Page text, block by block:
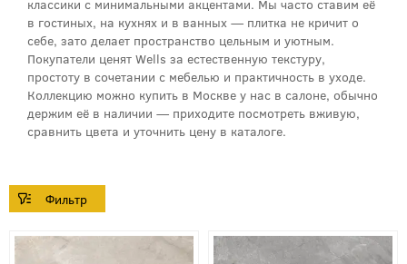
классики с минимальными акцентами. Мы часто ставим её
в гостиных, на кухнях и в ванных — плитка не кричит о
себе, зато делает пространство цельным и уютным.
Покупатели ценят Wells за естественную текстуру,
простоту в сочетании с мебелью и практичность в уходе.
Коллекцию можно купить в Москве у нас в салоне, обычно
держим её в наличии — приходите посмотреть вживую,
сравнить цвета и уточнить цену в каталоге.